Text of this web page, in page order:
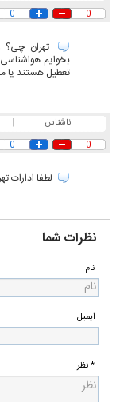
0
0
تهران چی؟
بخوایم هواشناسی
تعطیل هستند یا
ناشناس |
0
0
لطفا ادارات
نظرات شما
نام
ایمیل
* نظر